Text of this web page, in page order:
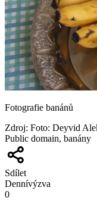
Fotografie banánů
Zdroj: Foto: Deyvid
Public domain, banány
Sdílet
Dennívýzva
0